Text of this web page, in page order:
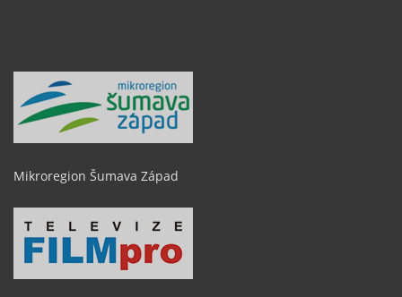
Mikroregion Šumava Západ